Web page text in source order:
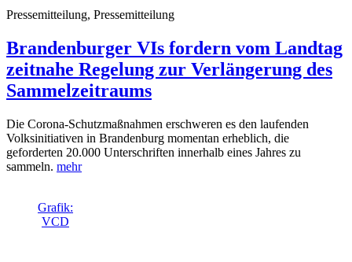
Pressemitteilung, Pressemitteilung
Brandenburger VIs fordern vom Landtag
zeitnahe Regelung zur Verlängerung des
Sammelzeitraums
Die Corona-Schutzmaßnahmen erschweren es den laufenden
Volksinitiativen in Brandenburg momentan erheblich, die
geforderten 20.000 Unterschriften innerhalb eines Jahres zu
sammeln. mehr
Grafik:
VCD